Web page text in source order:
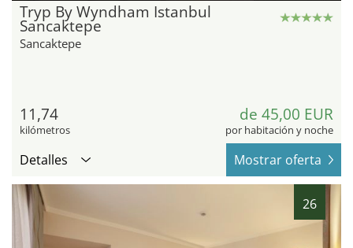
Tryp By Wyndham Istanbul
Sancaktepe
Sancaktepe
11,74
kilómetros
de 45,00 EUR
por habitación y noche
Detalles Mostrar oferta
26